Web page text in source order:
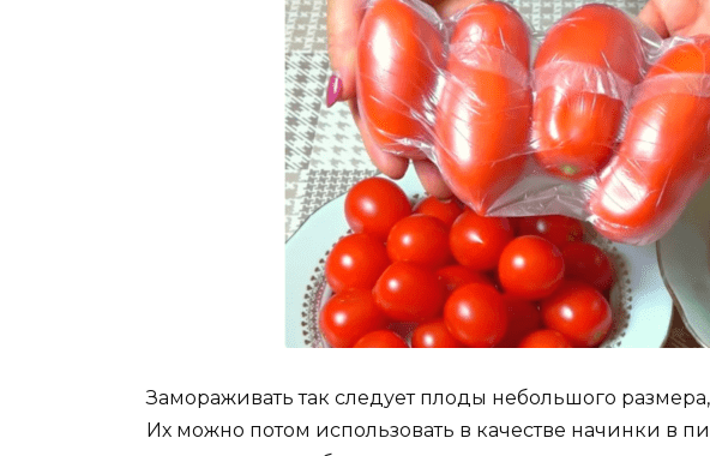
Замораживать так следует плоды небольшого размера,
Их можно потом использовать в качестве начинки в